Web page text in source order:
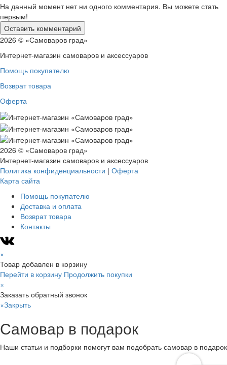
На данный момент нет ни одного комментария. Вы можете стать
первым!
2026 © «Самоваров град»
Интернет-магазин самоваров и аксессуаров
Помощь покупателю
Возврат товара
Оферта
2026 © «Самоваров град»
Интернет-магазин самоваров и аксессуаров
Политика конфиденциальности | Оферта
Карта сайта
Помощь покупателю
Доставка и оплата
Возврат товара
Контакты
×
Товар добавлен в корзину
Перейти в корзину Продолжить покупки
×
Заказать обратный звонок
×Закрыть
Самовар в подарок
Наши статьи и подборки помогут вам подобрать самовар в подарок